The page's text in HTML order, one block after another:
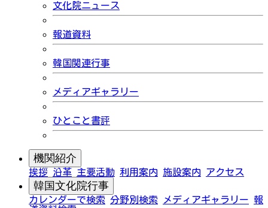
文化院ニュース
報道資料
韓国関連行事
メディアギャラリー
ひとこと書評
機関紹介
挨拶 沿革 主要活動 利用案内 施設案内 アクセス
韓国文化院行事
カレンダーで検索 分野別検索 メディアギャラリー 報